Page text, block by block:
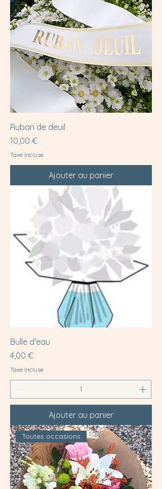
Ruban de deuil
Prix
10,00 €
Taxe Incluse
Ajouter au panier
Bulle d'eau
Prix
4,00 €
Taxe Incluse
Ajouter au panier
Toutes occasions